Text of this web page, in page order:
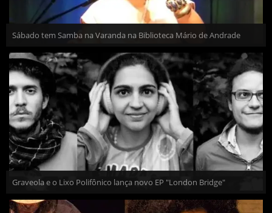
Sábado tem Samba na Varanda na Biblioteca Mário de Andrade
Graveola e o Lixo Polifônico lança novo EP "London Bridge"